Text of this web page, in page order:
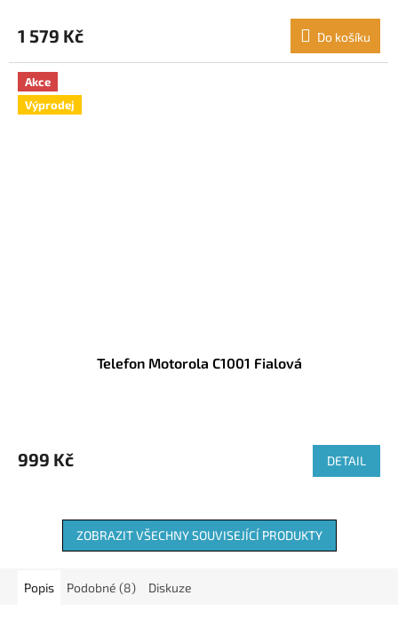
1 579 Kč Do košíku
Akce
Výprodej
Telefon Motorola C1001 Fialová
999 Kč DETAIL
ZOBRAZIT VŠECHNY SOUVISEJÍCÍ PRODUKTY
Popis Podobné (8) Diskuze